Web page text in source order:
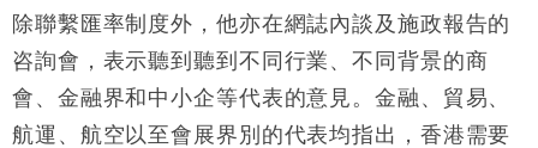
除聯繫匯率制度外，他亦在網誌內談及施政報告的
咨詢會，表示聽到聽到不同行業、不同背景的商
會、金融界和中小企等代表的意見。金融、貿易、
航運、航空以至會展界別的代表均指出，香港需要